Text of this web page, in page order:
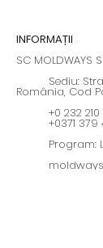
INFORMAȚII
SC MOLDWAYS
Sediu:
România, Cod
+0 232 210
+0371 379
Program: